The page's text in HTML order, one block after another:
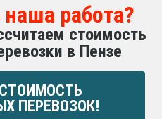
работа?
стоимость
в Пензе
ПЕРЕВОЗОК!